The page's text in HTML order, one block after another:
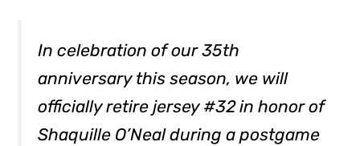
In celebration of our 35th
anniversary this season, we will
officially retire jersey #32 in honor of
Shaquille O’Neal during a postgame